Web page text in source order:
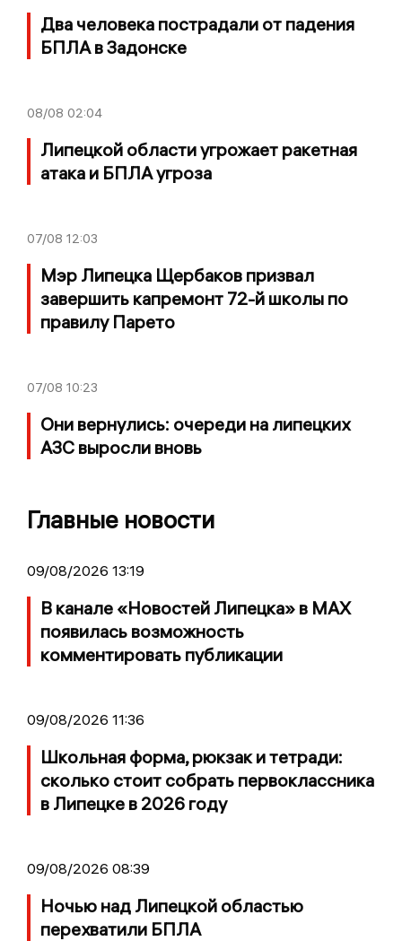
Два человека пострадали от падения
БПЛА в Задонске
08/08 02:04
Липецкой области угрожает ракетная
атака и БПЛА угроза
07/08 12:03
Мэр Липецка Щербаков призвал
завершить капремонт 72-й школы по
правилу Парето
07/08 10:23
Они вернулись: очереди на липецких
АЗС выросли вновь
Главные новости
09/08/2026 13:19
В канале «Новостей Липецка» в MAX
появилась возможность
комментировать публикации
09/08/2026 11:36
Школьная форма, рюкзак и тетради:
сколько стоит собрать первоклассника
в Липецке в 2026 году
09/08/2026 08:39
Ночью над Липецкой областью
перехватили БПЛА